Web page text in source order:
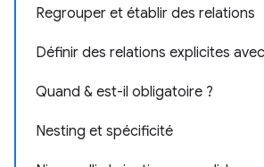
Regrouper et établir des relations
Définir des relations explicites
Quand & est-il obligatoire ?
Nesting et spécificité